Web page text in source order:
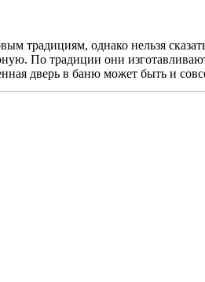
традициям, однако нельзя
По традиции они
дверь в баню может быть и